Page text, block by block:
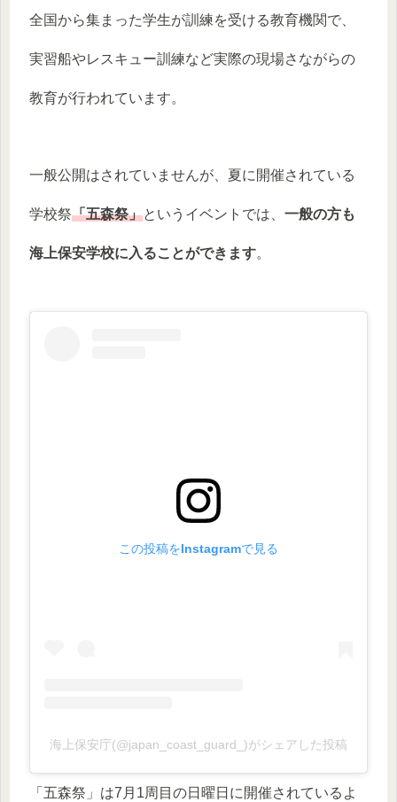
全国から集まった学生が訓練を受ける教育機関で、
実習船やレスキュー訓練など実際の現場さながらの
教育が行われています。
一般公開はされていませんが、夏に開催されている
学校祭「五森祭」というイベントでは、 一般の方も
海上保安学校に入ることができます。
この投稿をInstagramで見る
海上保安庁(@japan_coast_guard_)がシェアした投稿
「五森祭」は7月1周目の日曜日に開催されているよ